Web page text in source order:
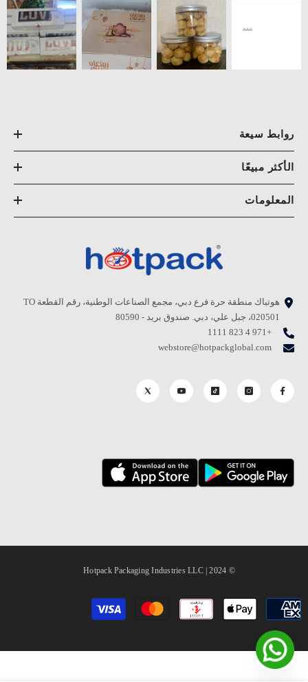
روابط سيعة
الأكثر مبيعًا
المعلومات
هوتباك منطقة حرة فرع دبي، مجمع الصناعات الوطنية، رقم القطعة TO
020501، جبل علي، دبي. صندوق بريد - 80590
+971 4 823 1111
webstore@hotpackglobal.com
© 2024 | Hotpack Packaging Industries LLC
طرق
الدفع